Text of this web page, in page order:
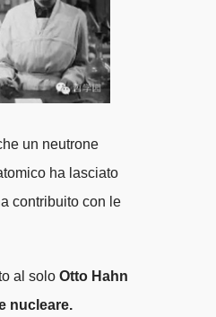
un neutrone
ha lasciato
contribuito con le
al solo Otto Hahn
nucleare.